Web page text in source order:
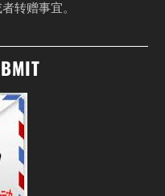
转赠事宜。